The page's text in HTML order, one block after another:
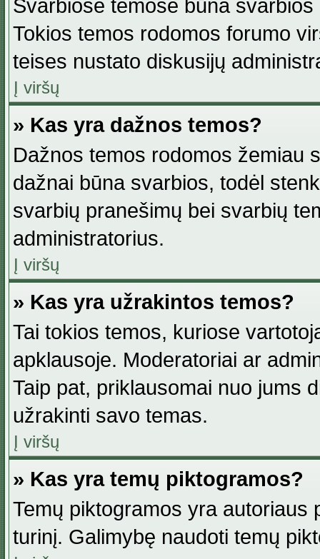
Svarbiose temose būna
Tokios temos rodomos forumo
teises nustato diskusijų
Į viršų
» Kas yra dažnos temos?
Dažnos temos rodomos žemiau
dažnai būna svarbios, todėl
svarbių pranešimų bei svarbių
administratorius.
Į viršų
» Kas yra užrakintos temos?
Tai tokios temos, kuriose
apklausoje. Moderatoriai ar
Taip pat, priklausomai nuo jums
užrakinti savo temas.
Į viršų
» Kas yra temų piktogramos?
Temų piktogramos yra autoriaus
turinį. Galimybę naudoti temų